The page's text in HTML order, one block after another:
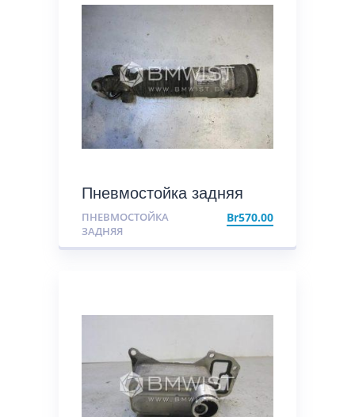
Пневмостойка задняя
ПНЕВМОСТОЙКА
ЗАДНЯЯ
Br570.00